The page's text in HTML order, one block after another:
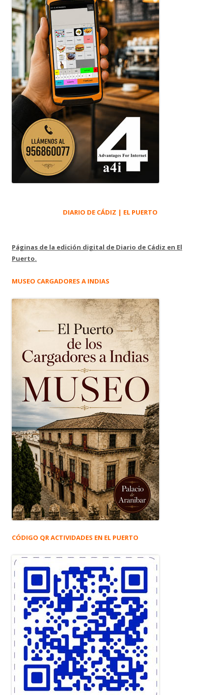
DIARIO DE CÁDIZ | EL PUERTO
Páginas de la edición digital de Diario de Cádiz en El
Puerto.
MUSEO CARGADORES A INDIAS
CÓDIGO QR ACTIVIDADES EN EL PUERTO